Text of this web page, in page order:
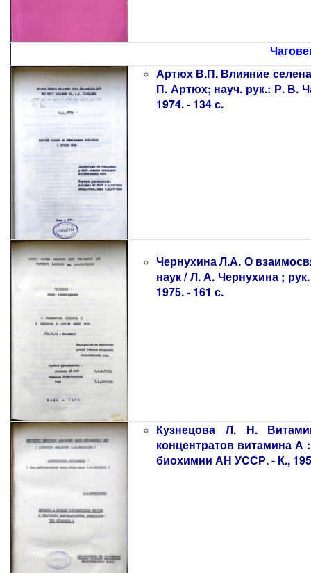
Артюх В.П. Влияние
П. Артюх; науч. рук.: Р. В.
1974. - 134 с.
Чернухина Л.А. О
наук / Л. А. Чернухина ;
1975. - 161 с.
Кузнецова Л. Н.
концентратов витамина А
биохимии АН УCСР. - К.,